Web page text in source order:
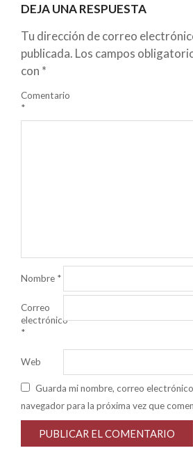
DEJA UNA RESPUESTA
Tu dirección de correo
publicada. Los campos
con *
Comentario
*
Nombre *
Correo
electrónico
*
Web
Guarda mi nombre, correo
navegador para la próxima vez que